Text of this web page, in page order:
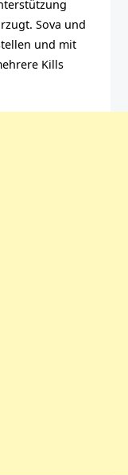
Sova und
und mit
Kills